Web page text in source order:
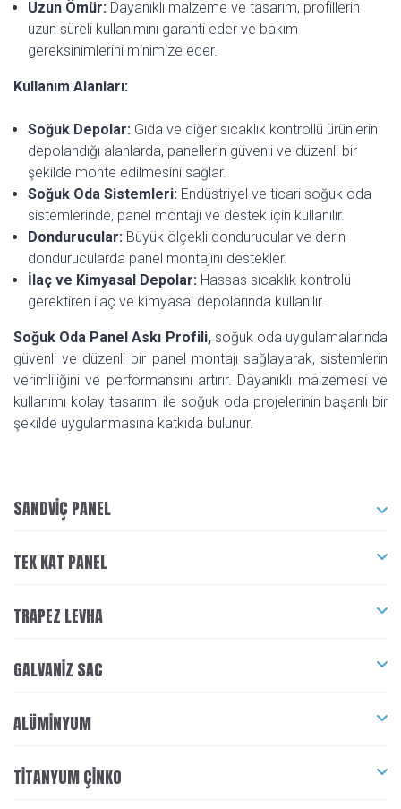
Uzun Ömür: Dayanıklı malzeme ve tasarım, profillerin
uzun süreli kullanımını garanti eder ve bakım
gereksinimlerini minimize eder.
Kullanım Alanları:
Soğuk Depolar: Gıda ve diğer sıcaklık kontrollü ürünlerin
depolandığı alanlarda, panellerin güvenli ve düzenli bir
şekilde monte edilmesini sağlar.
Soğuk Oda Sistemleri: Endüstriyel ve ticari soğuk oda
sistemlerinde, panel montajı ve destek için kullanılır.
Dondurucular: Büyük ölçekli dondurucular ve derin
dondurucularda panel montajını destekler.
İlaç ve Kimyasal Depolar: Hassas sıcaklık kontrolü
gerektiren ilaç ve kimyasal depolarında kullanılır.
Soğuk Oda Panel Askı Profili, soğuk oda uygulamalarında
güvenli ve düzenli bir panel montajı sağlayarak, sistemlerin
verimliliğini ve performansını artırır. Dayanıklı malzemesi ve
kullanımı kolay tasarımı ile soğuk oda projelerinin başarılı bir
şekilde uygulanmasına katkıda bulunur.
SANDVIÇ PANEL
TEK KAT PANEL
TRAPEZ LEVHA
GALVANIZ SAC
ALÜMINYUM
TITANYUM ÇINKO